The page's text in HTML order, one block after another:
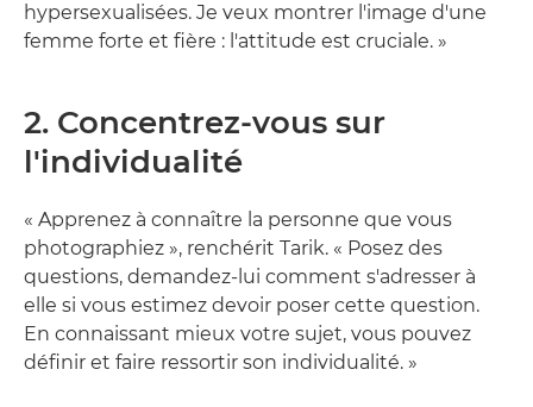
hypersexualisées. Je veux montrer l'image d'une
femme forte et fière : l'attitude est cruciale. »
2. Concentrez-vous sur
l'individualité
« Apprenez à connaître la personne que vous
photographiez », renchérit Tarik. « Posez des
questions, demandez-lui comment s'adresser à
elle si vous estimez devoir poser cette question.
En connaissant mieux votre sujet, vous pouvez
définir et faire ressortir son individualité. »